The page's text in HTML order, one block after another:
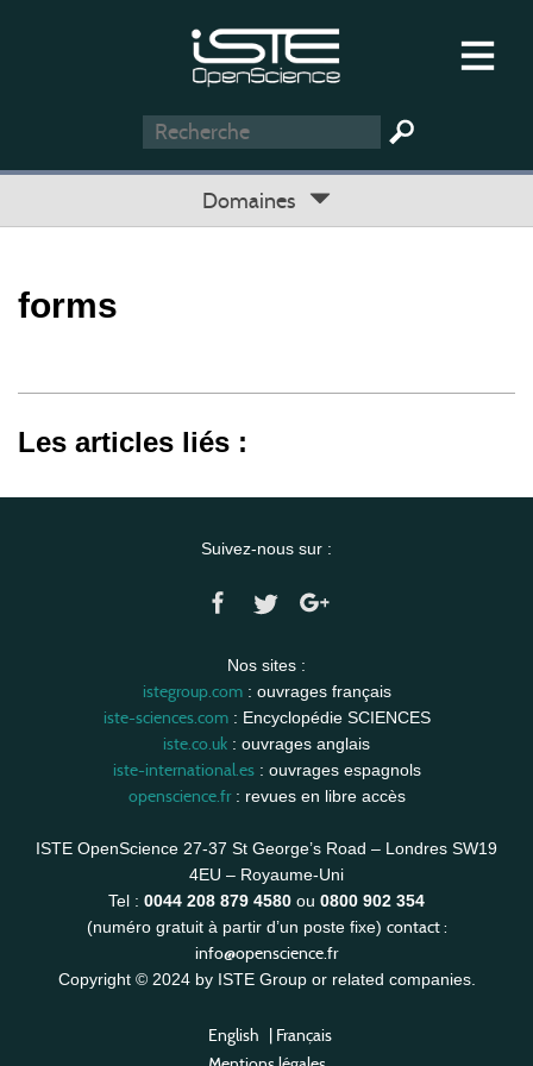
Domaines
forms
Les articles liés :
Suivez-nous sur :
Nos sites :
istegroup.com: ouvrages français
iste-sciences.com: Encyclopédie SCIENCES
iste.co.uk : ouvrages anglais
iste-international.es: ouvrages espagnols
openscience.fr: revues en libre accès
ISTE OpenScience 27-37 St George’s Road – Londres SW19
4EU – Royaume-Uni
Tel : 0044 208 879 4580 ou 0800 902 354
(numéro gratuit à partir d’un poste fixe) contact :
info@openscience.fr
Copyright © 2024 by ISTE Group or related companies.
English | Français